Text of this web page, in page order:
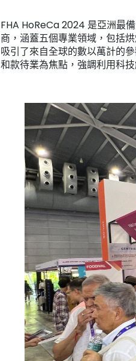
FHA HoReCa 2024 是亞洲最
商，涵蓋五個專業領域，包括
吸引了來自全球的數以萬計的
和款待業為焦點，強調利用科